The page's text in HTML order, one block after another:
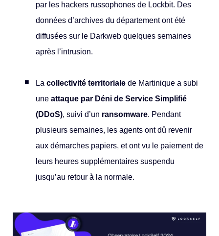
par les hackers russophones de Lockbit. Des
données d’archives du département ont été
diffusées sur le Darkweb quelques semaines
après l’intrusion.
Lacollectivité territoriale de Martinique a subi
uneattaque par Déni de Service Simplifié
(DDoS), suivi d’un ransomware. Pendant
plusieurs semaines, les agents ont dû revenir
aux démarches papiers, et ont vu le paiement de
leurs heures supplémentaires suspendu
jusqu’au retour à la normale.